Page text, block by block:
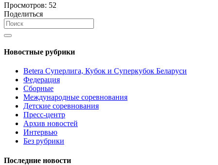
Просмотров: 52
Поделиться
Новостные рубрики
Betera Суперлига, Кубок и Суперкубок Беларуси
Федерация
Сборные
Международные соревнования
Детские соревнования
Пресс-центр
Архив новостей
Интервью
Без рубрики
Последние новости